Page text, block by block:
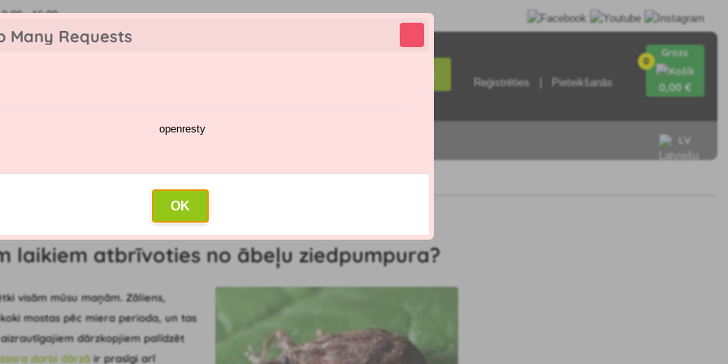
Many Requests
openresty
OK
- 16:00
Meklēšana
Reģistrēties Pieteikšanās
0
Grozs
0,00 €
LV
atbrīvoties no ābeļu ziedpumpura?
laikiem atbrīvoties no ābeļu ziedpumpura?
visām mūsu maņām. Zāliens,
mostas pēc miera perioda, un tas
dārzkopjiem palīdzēt
darbi dārzā ir prasīgi arī